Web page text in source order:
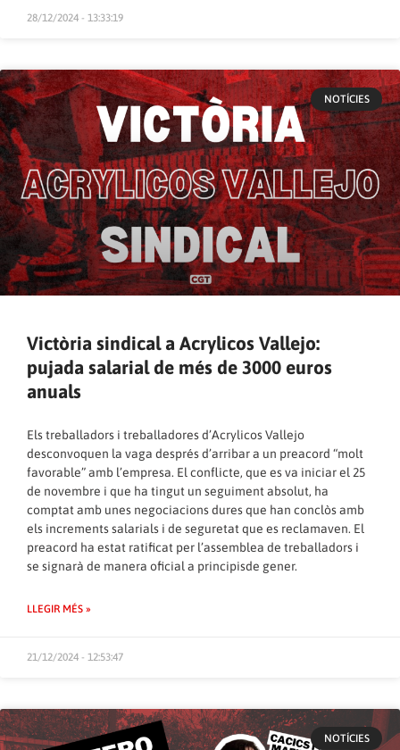
28/12/2024 - 13:33:19
NOTÍCIES
Victòria sindical a Acrylicos Vallejo:
pujada salarial de més de 3000 euros
anuals
Els treballadors i treballadores d’Acrylicos Vallejo
desconvoquen la vaga després d’arribar a un preacord “molt
favorable” amb l’empresa. El conflicte, que es va iniciar el 25
de novembre i que ha tingut un seguiment absolut, ha
comptat amb unes negociacions dures que han conclòs amb
els increments salarials i de seguretat que es reclamaven. El
preacord ha estat ratificat per l’assemblea de treballadors i
se signarà de manera oficial a principisde gener.
LLEGIR MÉS »
21/12/2024 - 12:53:47
NOTÍCIES